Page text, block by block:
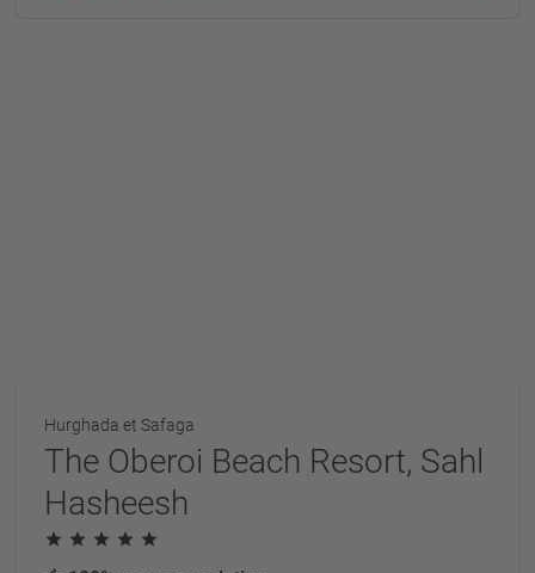
Hurghada et Safaga
The Oberoi Beach Resort, Sahl
Hasheesh